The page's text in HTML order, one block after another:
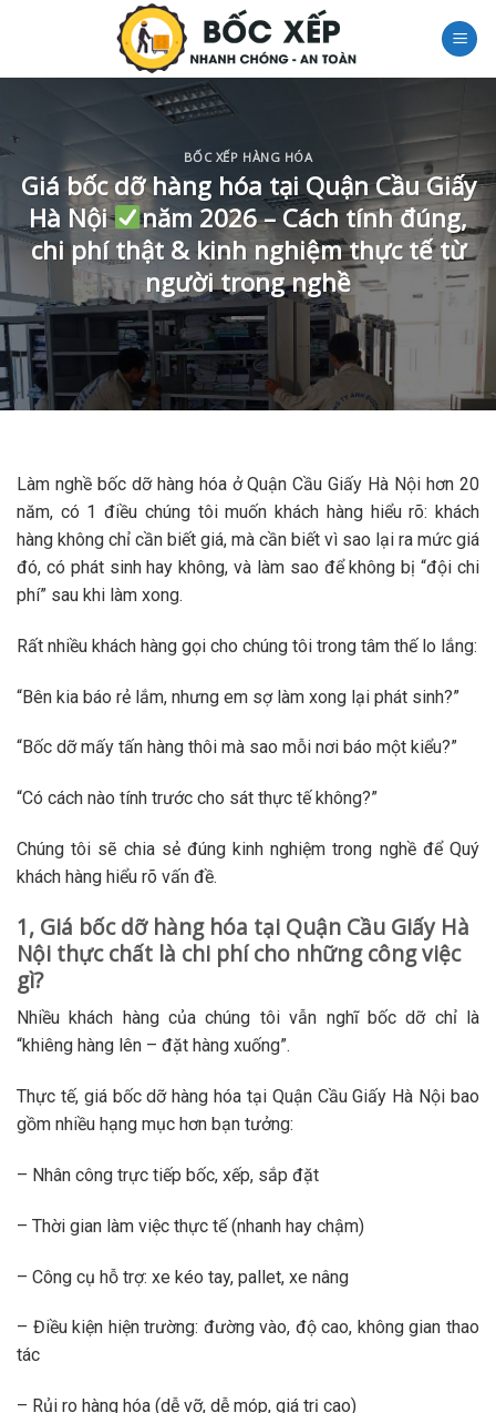
BỐC XẾP HÀNG HÓA
Giá bốc dỡ hàng hóa tại Quận Cầu Giấy
Hà Nội
năm 2026 – Cách tính đúng,
chi phí thật & kinh nghiệm thực tế từ
người trong nghề
Làm nghề bốc dỡ hàng hóa ở Quận Cầu Giấy Hà Nội hơn 20
năm, có 1 điều chúng tôi muốn khách hàng hiểu rõ: khách
hàng không chỉ cần biết giá, mà cần biết vì sao lại ra mức giá
đó, có phát sinh hay không, và làm sao để không bị “đội chi
phí” sau khi làm xong.
Rất nhiều khách hàng gọi cho chúng tôi trong tâm thế lo lắng:
“Bên kia báo rẻ lắm, nhưng em sợ làm xong lại phát sinh?”
“Bốc dỡ mấy tấn hàng thôi mà sao mỗi nơi báo một kiểu?”
“Có cách nào tính trước cho sát thực tế không?”
Chúng tôi sẽ chia sẻ đúng kinh nghiệm trong nghề để Quý
khách hàng hiểu rõ vấn đề.
1, Giá bốc dỡ hàng hóa tại Quận Cầu Giấy Hà
Nội thực chất là chi phí cho những công việc
gì?
Nhiều khách hàng của chúng tôi vẫn nghĩ bốc dỡ chỉ là
“khiêng hàng lên – đặt hàng xuống”.
Thực tế, giá bốc dỡ hàng hóa tại Quận Cầu Giấy Hà Nội bao
gồm nhiều hạng mục hơn bạn tưởng:
– Nhân công trực tiếp bốc, xếp, sắp đặt
– Thời gian làm việc thực tế (nhanh hay chậm)
– Công cụ hỗ trợ: xe kéo tay, pallet, xe nâng
– Điều kiện hiện trường: đường vào, độ cao, không gian thao
tác
– Rủi ro hàng hóa (dễ vỡ, dễ móp, giá trị cao)